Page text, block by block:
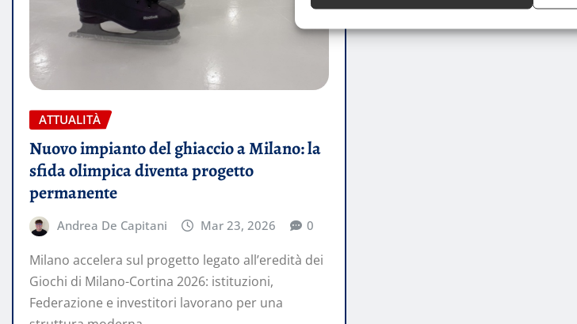
ATTUALITÀ
Nuovo impianto del ghiaccio a Milano: la
sfida olimpica diventa progetto
permanente
Andrea De Capitani Mar 23, 2026 0
Milano accelera sul progetto legato all’eredità dei
Giochi di Milano-Cortina 2026: istituzioni,
Federazione e investitori lavorano per una